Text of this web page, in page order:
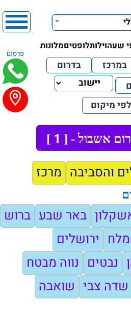
שעהוילותלופטיםמלונות
פרסום
במרכז
בדרום
לפי מיקום
אשבול - [ 1
]
והסביבה מרכז
באר שבע ברוש
ירושלים
נבטים נווה מבטח
שדה צבי שואבה